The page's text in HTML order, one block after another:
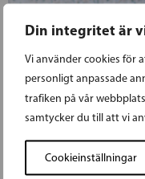
Din integritet är
Vi använder cookies för
personligt anpassade
trafiken på vår
samtycker du till att vi
Cookieinställningar